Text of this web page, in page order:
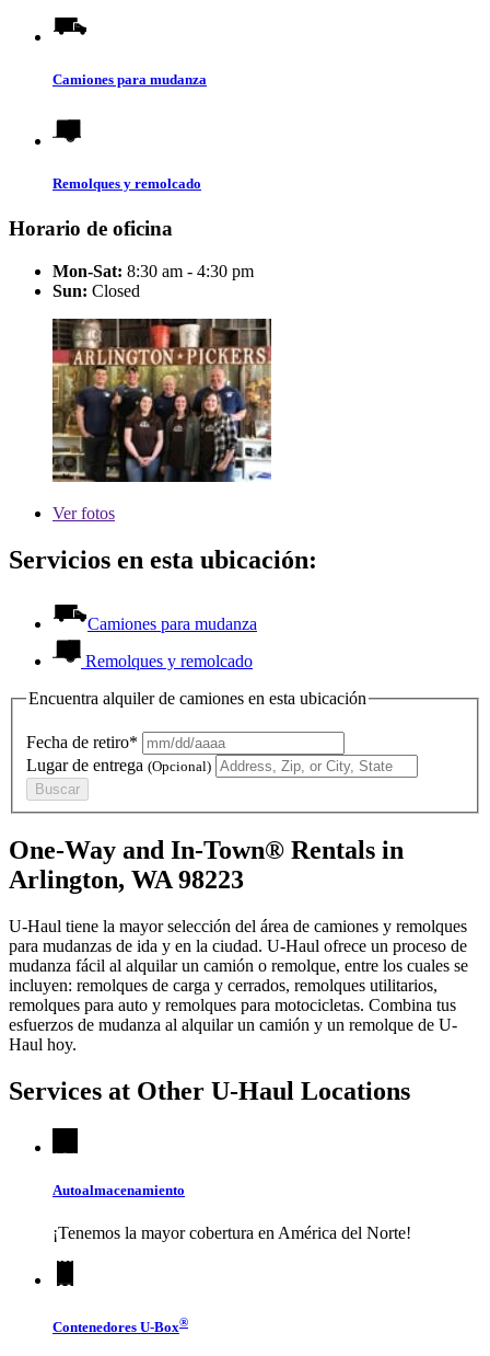
Camiones para mudanza
Remolques y remolcado
Horario de oficina
Mon-Sat: 8:30 am - 4:30 pm
Sun: Closed
Verfotos
Servicios en esta ubicación:
Camiones para mudanza
Remolques y remolcado
Encuentra alquiler de camiones en esta ubicación
Fecha de retiro*
Lugar de entrega (Opcional)
Buscar
One-Way and In-Town® Rentals in
Arlington, WA 98223
U-Haul tiene la mayor selección del área de camiones y remolques
para mudanzas de ida y en la ciudad. U-Haul ofrece un proceso de
mudanza fácil al alquilar un camión o remolque, entre los cuales se
incluyen: remolques de carga y cerrados, remolques utilitarios,
remolques para auto y remolques para motocicletas. Combina tus
esfuerzos de mudanza al alquilar un camión y un remolque de U-
Haul hoy.
Services at Other U-Haul Locations
Autoalmacenamiento
¡Tenemos la mayor cobertura en América del Norte!
Contenedores U-Box®